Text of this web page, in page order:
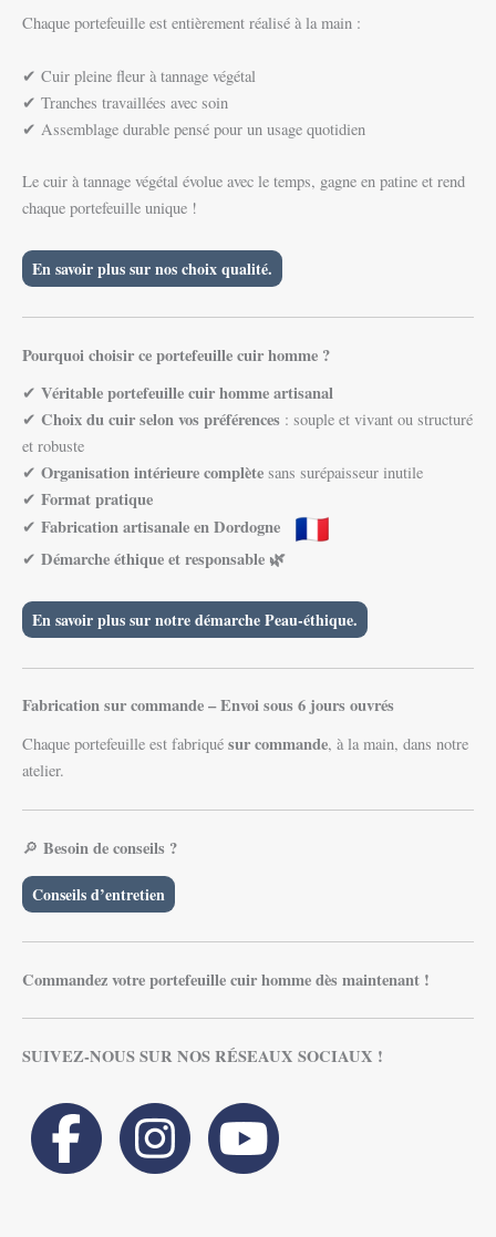
Chaque portefeuille est entièrement réalisé à la main :
✔ Cuir pleine fleur à tannage végétal
✔ Tranches travaillées avec soin
✔ Assemblage durable pensé pour un usage quotidien
Le cuir à tannage végétal évolue avec le temps, gagne en patine et rend
chaque portefeuille unique !
En savoir plus sur nos choix qualité.
Pourquoi choisir ce portefeuille cuir homme ?
✔ Véritable portefeuille cuir homme artisanal
✔ Choix du cuir selon vos préférences : souple et vivant ou structuré
et robuste
✔ Organisation intérieure complète sans surépaisseur inutile
✔ Format pratique
✔ Fabrication artisanale en Dordogne
✔ Démarche éthique et responsable 🌿
En savoir plus sur notre démarche Peau-éthique.
Fabrication sur commande – Envoi sous 6 jours ouvrés
Chaque portefeuille est fabriqué sur commande, à la main, dans notre
atelier.
🔎 Besoin de conseils ?
Conseils d’entretien
Commandez votre portefeuille cuir homme dès maintenant !
SUIVEZ-NOUS SUR NOS RÉSEAUX SOCIAUX !